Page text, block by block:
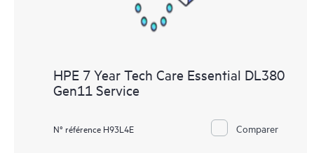
HPE 7 Year Tech Care Essential DL380
Gen11 Service
N° référence H93L4E Comparer